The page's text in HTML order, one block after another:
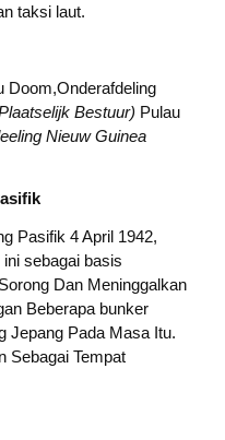
taksi laut.
Doom,Onderafdeling
Bestuur) Pulau
Nieuw Guinea
Pasifik 4 April 1942,
sebagai basis
Dan Meninggalkan
Beberapa bunker
Jepang Pada Masa Itu.
Sebagai Tempat